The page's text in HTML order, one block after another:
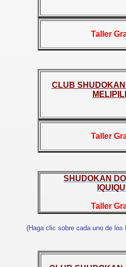
Taller
CLUB
Taller
SHUDOKAN
Taller
(Haga clic sobre cada uno de los